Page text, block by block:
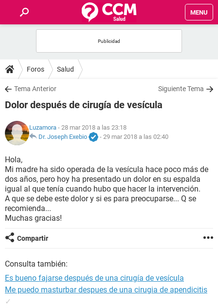
MENU
FOROS
SALUD
NUTRICIÓN
BIENESTAR
SEXUALIDAD
GLOSARIO
Foros Salud
Tema Anterior Siguiente Tema
Dolor después de cirugía de vesícula
Luzamora - 28 mar 2018 a las 23:18
Dr. Joseph Exebio
- 29 mar 2018 a las 02:40
Hola,
Mi madre ha sido operada de la vesícula hace poco más de
dos años, pero hoy ha presentado un dolor en su espalda
igual al que tenía cuando hubo que hacer la intervención.
A que se debe este dolor y si es para preocuparse... Q se
recomienda...
Muchas gracias!
Compartir
Consulta también:
Es bueno fajarse después de una cirugía de vesícula
Me puedo masturbar despues de una cirugia de apendicitis
✓